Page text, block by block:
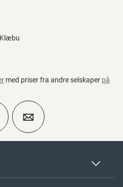
med priser fra andre selskaper på